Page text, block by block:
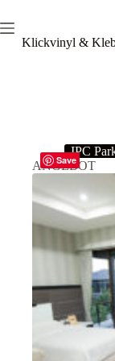
Inhalt
springenKlickvinyl &
Save
IPC
ANGEBOT